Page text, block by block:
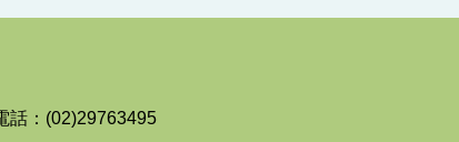
話：(02)29763495